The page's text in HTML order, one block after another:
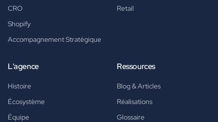
CRO
Shopify
Accompagnement Stratégique
Retail
L'agence
Histoire
Écosystème
Équipe
Ressources
Blog & Articles
Réalisations
Glossaire